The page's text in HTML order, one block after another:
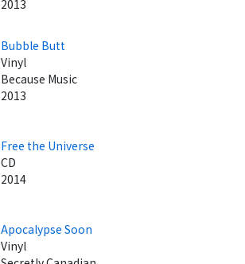
2013
Bubble Butt
Vinyl
Because Music
2013
Free the Universe
CD
2014
Apocalypse Soon
Vinyl